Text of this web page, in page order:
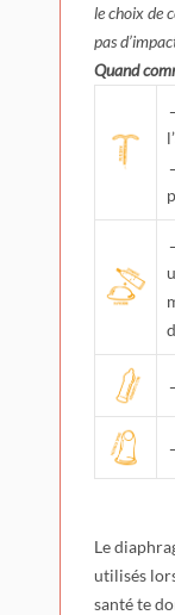
le choix de
pas
Quand
Le
utilisés
santé te